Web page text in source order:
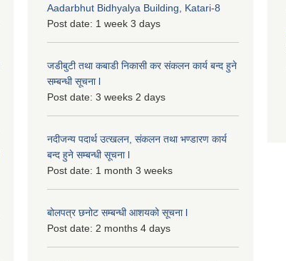
Aadarbhut Bidhyalya Building, Katari-8
Post date: 1 week 3 days
जडीबुटी तथा कबाडी निकासी कर संकलन कार्य बन्द हुने
सम्बन्धी सूचना l
Post date: 3 weeks 2 days
नदीजन्य पदार्थ उत्खलन, संकलन तथा भण्डारण कार्य
बन्द हुने सम्बन्धी सूचना l
Post date: 1 month 3 weeks
बोलपत्र छनोट सम्बन्धी आशयको सूचना l
Post date: 2 months 4 days